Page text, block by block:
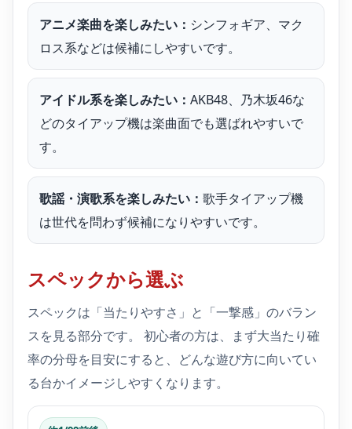
アニメ楽曲を楽しみたい： シンフォギア、マク
ロス系などは候補にしやすいです。
アイドル系を楽しみたい： AKB48、乃木坂46な
どのタイアップ機は楽曲面でも選ばれやすいで
す。
歌謡・演歌系を楽しみたい： 歌手タイアップ機
は世代を問わず候補になりやすいです。
スペックから選ぶ
スペックは「当たりやすさ」と「一撃感」のバラン
スを見る部分です。 初心者の方は、まず大当たり確
率の分母を目安にすると、どんな遊び方に向いてい
る台かイメージしやすくなります。